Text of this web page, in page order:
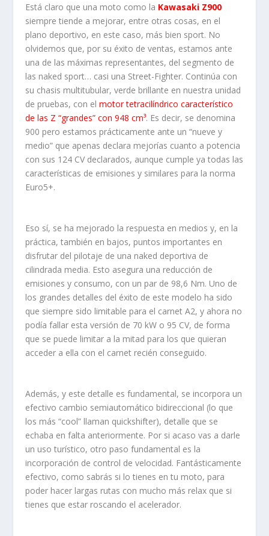
Está claro que una moto como la Kawasaki Z900
siempre tiende a mejorar, entre otras cosas, en el
plano deportivo, en este caso, más bien sport. No
olvidemos que, por su éxito de ventas, estamos ante
una de las máximas representantes, del segmento de
las naked sport… casi una Street-Fighter. Continúa con
su chasis multitubular, verde brillante en nuestra unidad
de pruebas, con elmotor tetracilíndrico característico
de las Z “grandes” con 948 cm³. Es decir, se denomina
900 pero estamos prácticamente ante un “nueve y
medio” que apenas declara mejorías cuanto a potencia
con sus 124 CV declarados, aunque cumple ya todas las
características de emisiones y similares para la norma
Euro5+.
Eso sí, se ha mejorado la respuesta en medios y, en la
práctica, también en bajos, puntos importantes en
disfrutar del pilotaje de una naked deportiva de
cilindrada media. Esto asegura una reducción de
emisiones y consumo, con un par de 98,6 Nm. Uno de
los grandes detalles del éxito de este modelo ha sido
que siempre sido limitable para el carnet A2, y ahora no
podía fallar esta versión de 70 kW o 95 CV, de forma
que se puede limitar a la mitad para los que quieran
acceder a ella con el carnet recién conseguido.
Además, y este detalle es fundamental, se incorpora un
efectivo cambio semiautomático bidireccional (lo que
los más “cool” llaman quickshifter), detalle que se
echaba en falta anteriormente. Por si acaso vas a darle
un uso turístico, otro paso fundamental es la
incorporación de control de velocidad. Fantásticamente
efectivo, como sabrás si lo tienes en tu moto, para
poder hacer largas rutas con mucho más relax que si
tienes que estar roscando el acelerador.